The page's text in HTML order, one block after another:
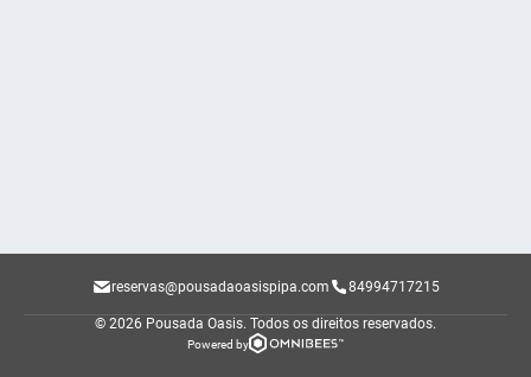
reservas@pousadaoasispipa.com 84994717215
© 2026 Pousada Oasis. Todos os direitos reservados.
Powered by